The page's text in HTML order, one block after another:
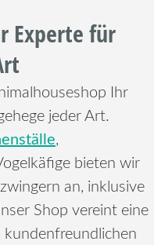
Experte für
Ihr
jeder Art.
,
bieten wir
an, inklusive
Shop vereint eine